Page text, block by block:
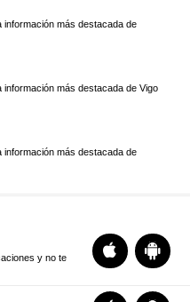
información más destacada de
información más destacada de Vigo
información más destacada de
y no te